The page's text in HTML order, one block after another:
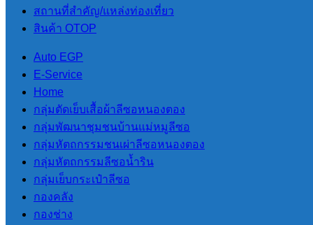
สถานที่สําคัญ/แหล่งท่องเที่ยว
สินค้า OTOP
Auto EGP
E-Service
Home
กลุ่มตัดเย็บเสื้อผ้าลีซอหนองตอง
กลุ่มพัฒนาชุมชนบ้านแม่หมูลีซอ
กลุ่มหัตถกรรมชนเผ่าลีซอหนองตอง
กลุ่มหัตถกรรมลีซอน้ำริน
กลุ่มเย็บกระเป๋าลีซอ
กองคลัง
กองช่าง
อปท. (ITA) 2566
ข้อมูลพื้นฐาน
โครงสร้าง
หน่วยงาน
ข้อมูลผู้บริหาร
อำนาจหน้าที่
แผนยุทธศาสตร์
หรือแผนพัฒนา
หน่วยงาน
ข้อมูลการติดต่อ